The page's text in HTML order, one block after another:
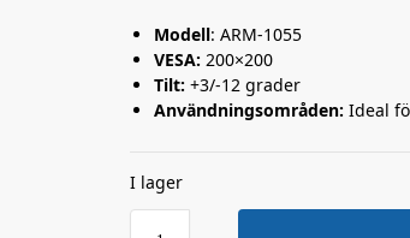
Modell: ARM-1055
VESA:200×200
Tilt:+3/-12 grader
Användningsområden:Ideal
I lager